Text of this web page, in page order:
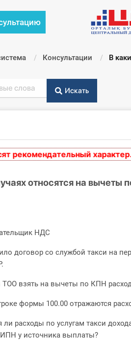
Консультации В
Искать
характер.
относятся на вычеты
НДС
договор со службой такси на
ТОО взять на вычеты по КПН
формы 100.00 отражаются
ли расходы по услугам такси
у источника выплаты?